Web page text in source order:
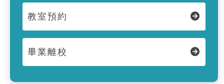
教室預約
畢業離校